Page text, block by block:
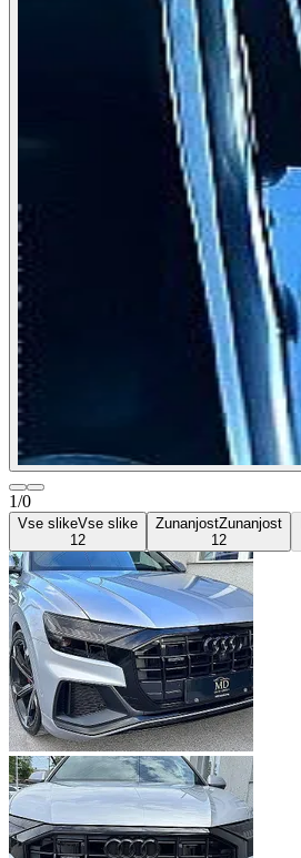
1/0
Vse slikeVse slike
12
ZunanjostZunanjost
12